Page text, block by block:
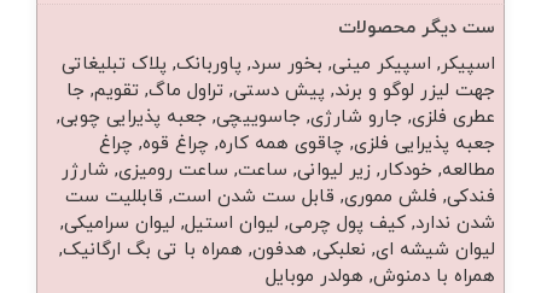
ست دیگر محصولات
اسپیکر, اسپیکر مینی, بخور سرد, پاوربانک, پلاک تبلیغاتی
جهت لیزر لوگو و برند, پیش دستی, تراول ماگ, تقویم, جا
عطری فلزی, جارو شارژی, جاسوییچی, جعبه پذیرایی چوبی,
جعبه پذیرایی فلزی, چاقوی همه کاره, چراغ قوه, چراغ
مطالعه, خودکار, زیر لیوانی, ساعت, ساعت رومیزی, شارژر
فندکی, فلش مموری, قابل ست شدن است, قابللیت ست
شدن ندارد, کیف پول چرمی, لیوان استیل, لیوان سرامیکی,
لیوان شیشه ای, نعلبکی, هدفون, همراه با تی بگ ارگانیک,
همراه با دمنوش, هولدر موبایل